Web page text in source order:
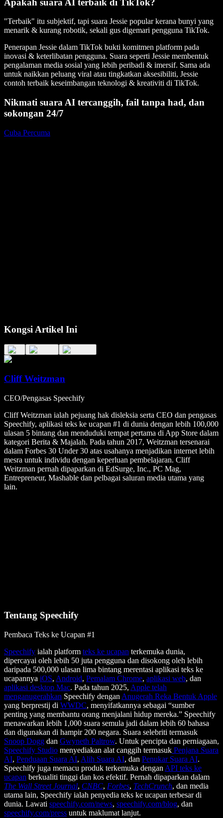
"Terbaik" itu subjektif, tapi suara Jessie popular kerana bunyi yang
menarik & kurang robotik, sekali gus digemari pengguna TikTok.
Penerapan Jessie dalam TikTok bukti komitmen platform pada
inovasi & keterlibatan pengguna. Suara seperti Jessie membentuk
pengalaman media sosial yang lebih peribadi & imersif. Sama ada
untuk naikkan peluang viral atau tingkatkan aksesibiliti, Jessie
contoh terbaik keseimbangan teknologi & kreativiti di TikTok.
Nikmati suara AI tercanggih, fail tanpa had, dan
sokongan 24/7
Cuba Percuma
Kongsi Artikel Ini
Cliff Weitzman
CEO/Pengasas Speechify
Cliff Weitzman ialah pejuang hak disleksia serta CEO dan pengasas
Speechify, aplikasi teks ke ucapan #1 di dunia dengan lebih 100,000
ulasan 5 bintang dan menduduki tempat pertama di App Store dalam
kategori Berita & Majalah. Pada tahun 2017, Weitzman tersenarai
dalam Forbes 30 Under 30 atas usahanya menjadikan internet lebih
mesra untuk individu dengan keperluan pembelajaran. Cliff
Weitzman pernah dipaparkan di EdSurge, Inc., PC Mag,
Entrepreneur, Mashable dan pelbagai saluran media utama yang
lain.
Tentang Speechify
Pembaca Teks ke Ucapan #1
Speechify ialah platform teks ke ucapan terkemuka dunia,
dipercayai oleh lebih 50 juta pengguna dan disokong oleh lebih
daripada 500,000 ulasan lima bintang merentasi aplikasi teks ke
ucapannya iOS, Android, Pemalam Chrome, aplikasi web, dan
aplikasi desktop Mac. Pada tahun 2025, Apple telah
menganugerahkan Speechify dengan Anugerah Reka Bentuk Apple
yang berprestij di WWDC, menyifatkannya sebagai “sumber
penting yang membantu orang menjalani hidup mereka.” Speechify
menawarkan lebih 1,000 suara semula jadi dalam lebih 60 bahasa
dan digunakan di hampir 200 negara. Suara selebriti termasuk
Snoop Dogg dan Gwyneth Paltrow. Untuk pencipta dan perniagaan,
Speechify Studio menyediakan alat canggih termasuk Penjana Suara
AI, Penduaan Suara AI, Alih Suara AI, dan Penukar Suara AI.
Speechify juga memacu produk terkemuka dengan API teks ke
ucapan berkualiti tinggi dan kos efektif. Pernah dipaparkan dalam
The Wall Street Journal, CNBC, Forbes, TechCrunch, dan media
utama lain, Speechify ialah penyedia teks ke ucapan terbesar di
dunia. Lawati speechify.com/news, speechify.com/blog, dan
speechify.com/press untuk maklumat lanjut.